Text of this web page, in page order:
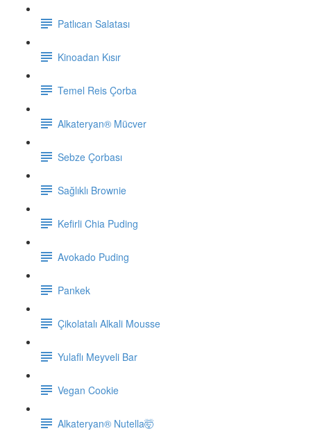
Patlıcan Salatası
Kinoadan Kısır
Temel Reis Çorba
Alkateryan® Mücver
Sebze Çorbası
Sağlıklı Brownie
Kefirli Chia Puding
Avokado Puding
Pankek
Çikolatalı Alkali Mousse
Yulaflı Meyveli Bar
Vegan Cookie
Alkateryan® Nutella🤯